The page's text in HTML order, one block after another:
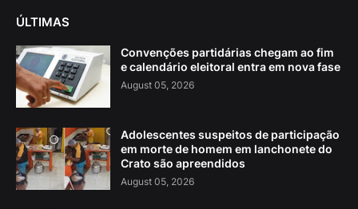
ÚLTIMAS
Convenções partidárias chegam ao fim
e calendário eleitoral entra em nova fase
August 05, 2026
Adolescentes suspeitos de participação
em morte de homem em lanchonete do
Crato são apreendidos
August 05, 2026